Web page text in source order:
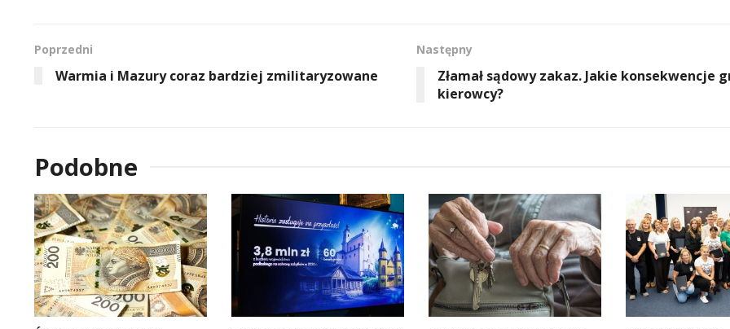
Poprzedni
Warmia i Mazury coraz bardziej zmilitaryzowane
Następny
Złamał sądowy zakaz. Jakie konsekwencje
kierowcy?
Podobne